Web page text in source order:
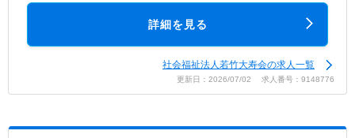
詳細を見る
社会福祉法人若竹大寿会の求人一覧
更新日：2026/07/02 求人番号：9148776